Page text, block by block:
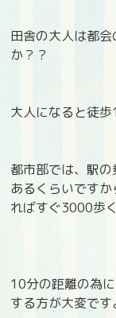
田舎の大人は都
か？？
大人になると徒歩
都市部では、駅
あるくらいです
ればすぐ3000歩
10分の距離の為
する方が大変です